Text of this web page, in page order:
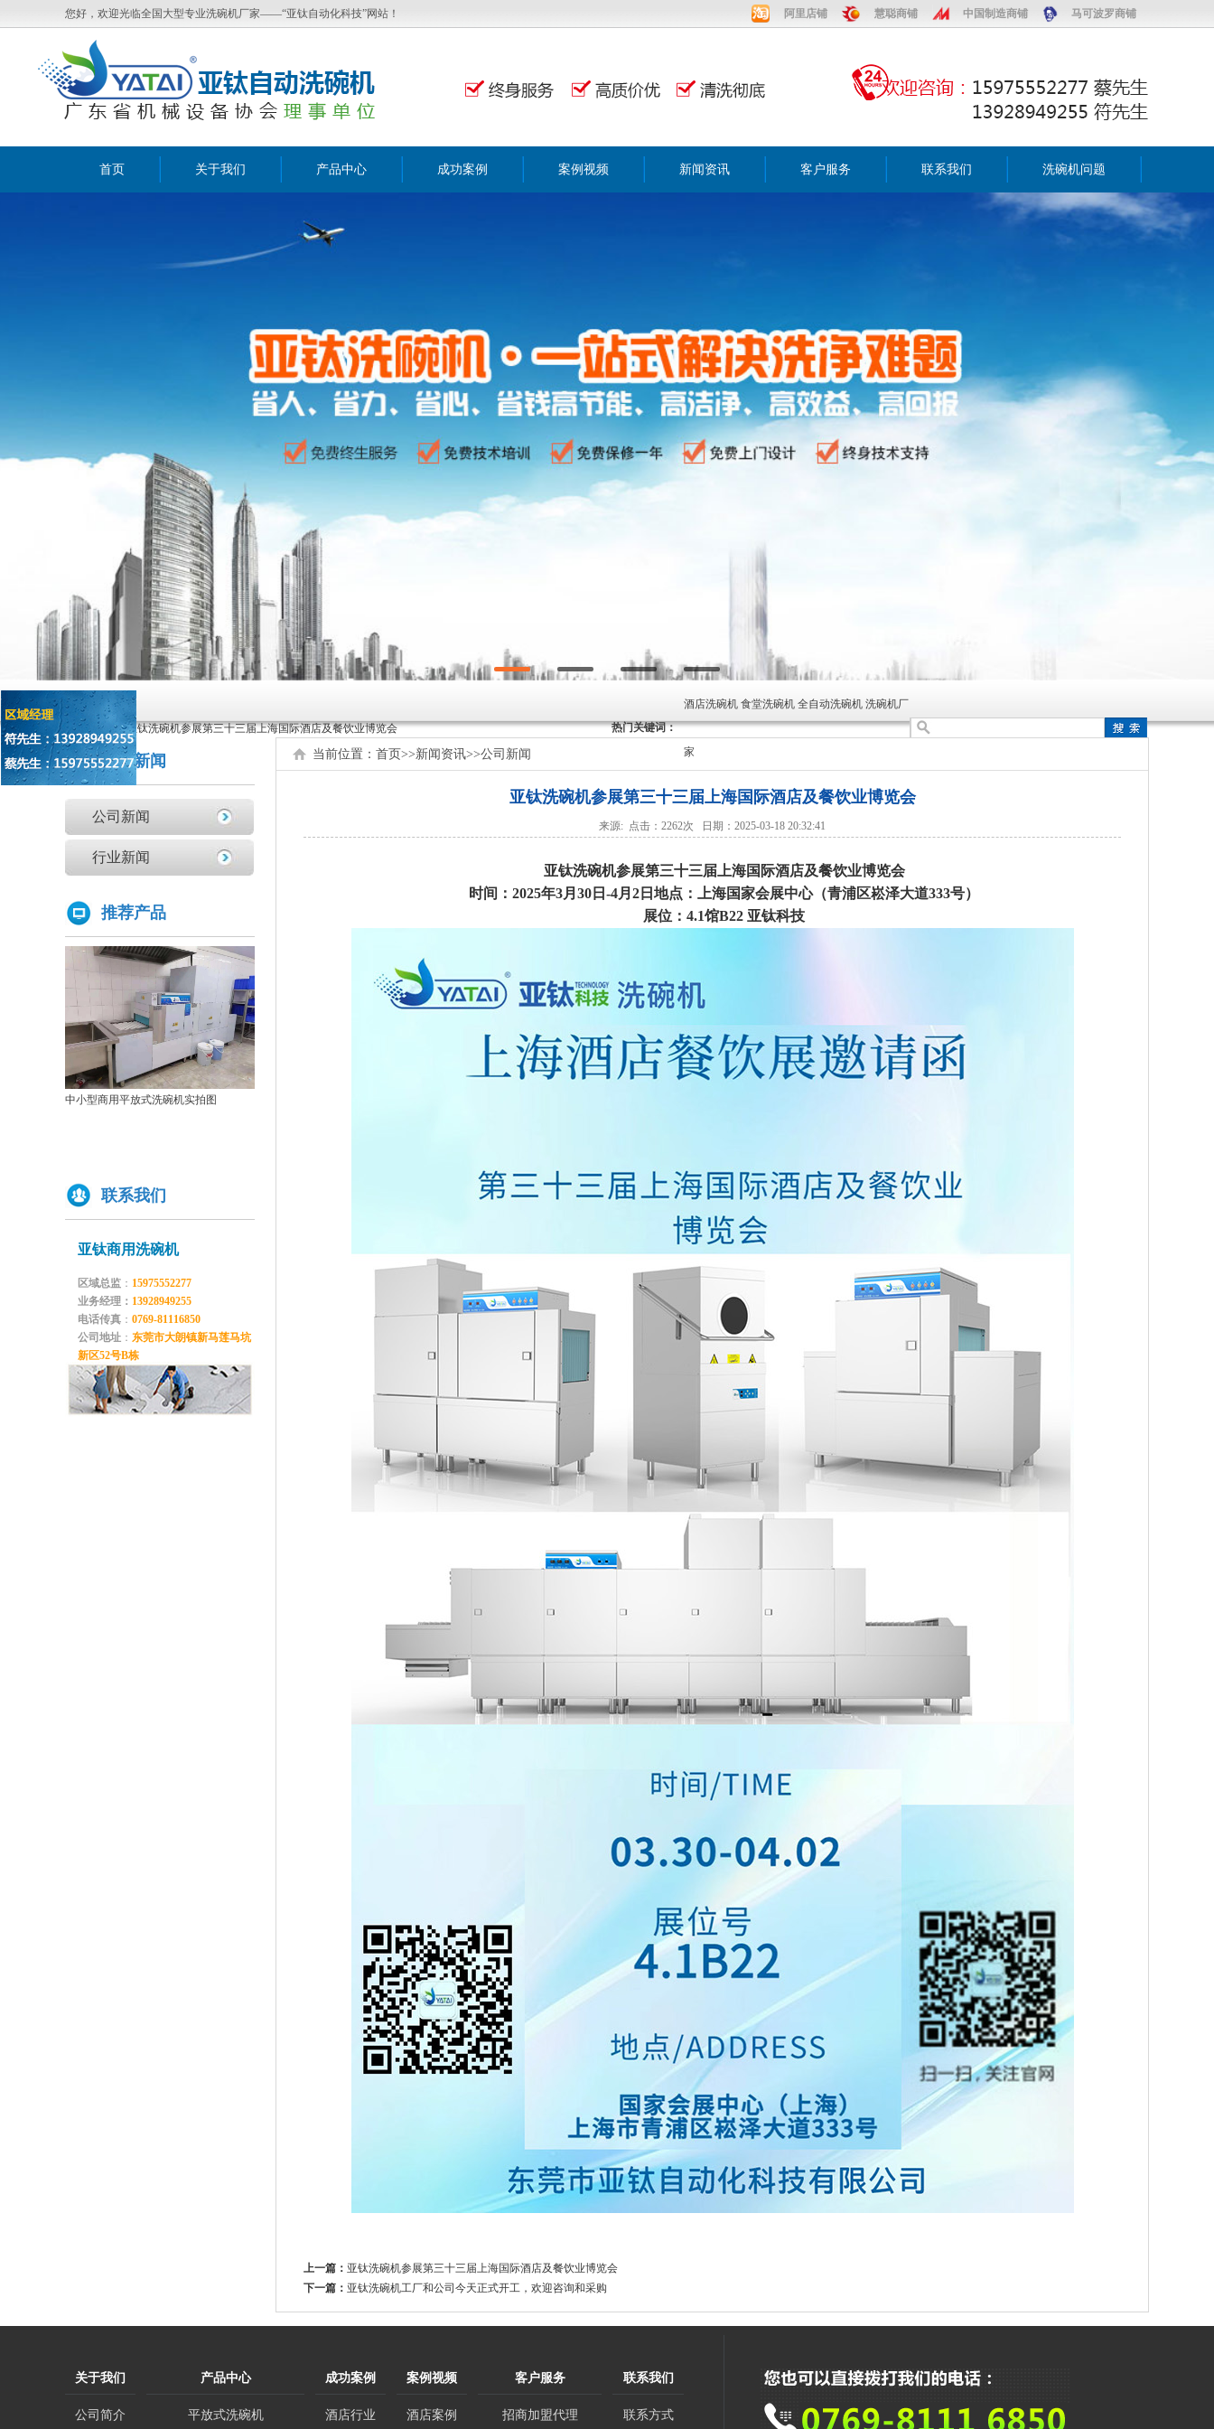
您好，欢迎光临全国大型专业洗碗机厂家——“亚钛自动化科技”网站！ 阿里店铺 慧聪商铺 中国制造商铺 马可波罗商铺
首页 关于我们 产品中心 成功案例 案例视频 新闻资讯 客户服务 联系我们 洗碗机问题
[新闻动态]：
原来洗碗机还能洗菜洗龙虾！
如何正确的使用商用洗碗机确保清洗效果？
为什么不能贪便宜买低价的洗碗机
亚钛洗碗机参展第三十三届上海国际酒店及餐饮业博览会
高效稳定且具潜力的创业选择：洗碗机
全自动洗碗机：清洗新革命，降本增效
商用洗碗机开机关机操作流程及不合适洗那些餐具
亚钛洗碗机参展第三十三届上海国际酒店及餐饮业博览会
学校食堂采购洗碗机的必要性分析
洗碗机比手洗更卫生？更节水？更高效？
原来洗碗机还能洗菜洗龙虾！
如何正确的使用商用洗碗机确保清洗效果？
为什么不能贪便宜买低价的洗碗机
亚钛洗碗机参展第三十三届上海国际酒店及餐饮业博览会
高效稳定且具潜力的创业选择：洗碗机
全自动洗碗机：清洗新革命，降本增效
商用洗碗机开机关机操作流程及不合适洗那些餐具
为什么要选择国产品牌的洗碗机?
热门关键词：
酒店洗碗机 食堂洗碗机 全自动洗碗机 洗碗机厂
家
公司新闻
公司新闻
行业新闻
推荐产品
中小型商用平放式洗碗机实拍图
双缸两道漂洗通道式洗碗机GYT-2500C
单缸两道漂洗单烘干通道式洗碗机GYT-
联系我们
亚钛商用洗碗机
区域总监 ： 15975552277
业务经理： 13928949255
电话传真 ： 0769-81116850
公司地址 ： 东莞市大朗镇新马莲马坑
新区52号B栋
当前位置： 首页>>新闻资讯>>公司新闻
亚钛洗碗机参展第三十三届上海国际酒店及餐饮业博览会
来源: 点击：2262次 日期：2025-03-18 20:32:41
亚钛洗碗机参展第三十三届上海国际酒店及餐饮业博览会
时间：2025年3月30日-4月2日地点：上海国家会展中心（青浦区崧泽大道333号）
展位：4.1馆B22 亚钛科技
上一篇： 亚钛洗碗机参展第三十三届上海国际酒店及餐饮业博览会
下一篇： 亚钛洗碗机工厂和公司今天正式开工，欢迎咨询和采购
关于我们 产品中心 成功案例 案例视频 客户服务 联系我们
公司简介 平放式洗碗机 酒店行业 酒店案例 招商加盟代理 联系方式